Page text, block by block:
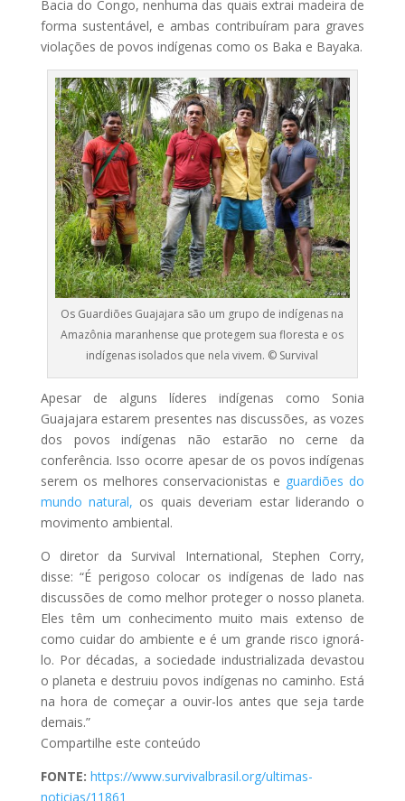
Bacia do Congo, nenhuma das quais extrai madeira de
forma sustentável, e ambas contribuíram para graves
violações de povos indígenas como os Baka e Bayaka.
Os Guardiões Guajajara são um grupo de indígenas na
Amazônia maranhense que protegem sua floresta e os
indígenas isolados que nela vivem. © Survival
Apesar de alguns líderes indígenas como Sonia
Guajajara estarem presentes nas discussões, as vozes
dos povos indígenas não estarão no cerne da
conferência. Isso ocorre apesar de os povos indígenas
serem os melhores conservacionistas e guardiões do
mundo natural, os quais deveriam estar liderando o
movimento ambiental.
O diretor da Survival International, Stephen Corry,
disse: “É perigoso colocar os indígenas de lado nas
discussões de como melhor proteger o nosso planeta.
Eles têm um conhecimento muito mais extenso de
como cuidar do ambiente e é um grande risco ignorá-
lo. Por décadas, a sociedade industrializada devastou
o planeta e destruiu povos indígenas no caminho. Está
na hora de começar a ouvir-los antes que seja tarde
demais.”
Compartilhe este conteúdo
FONTE: https://www.survivalbrasil.org/ultimas-
noticias/11861